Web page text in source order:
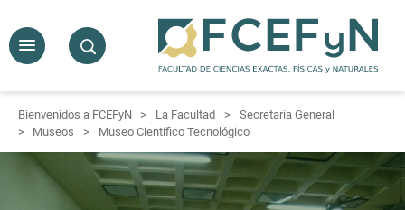
Bienvenidos a FCEFyN La Facultad
Secretaría General
Museos
Museo Científico Tecnológico